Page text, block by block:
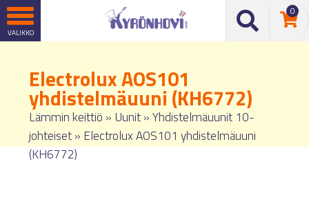
0
Electrolux AOS101
yhdistelmäuuni (KH6772)
Lämmin keittiö » Uunit»Yhdistelmäuunit 10-
johteiset» Electrolux AOS101 yhdistelmäuuni
(KH6772)